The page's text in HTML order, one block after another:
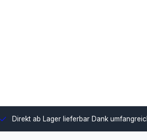
Direkt ab Lager lieferbar Dank